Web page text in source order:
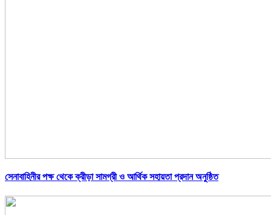
সেনাবাহিনীর পক্ষ থেকে ক্রীড়া সামগ্রী ও আর্থিক সহায়তা প্রদান অনুষ্ঠিত